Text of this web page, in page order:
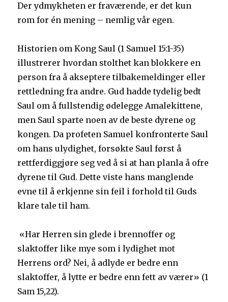
Der ydmykheten er fraværende, er det kun
rom for én mening – nemlig vår egen.
Historien om Kong Saul (1 Samuel 15:1-35)
illustrerer hvordan stolthet kan blokkere en
person fra å akseptere tilbakemeldinger eller
rettledning fra andre. Gud hadde tydelig bedt
Saul om å fullstendig ødelegge Amalekittene,
men Saul sparte noen av de beste dyrene og
kongen. Da profeten Samuel konfronterte Saul
om hans ulydighet, forsøkte Saul først å
rettferdiggjøre seg ved å si at han planla å ofre
dyrene til Gud. Dette viste hans manglende
evne til å erkjenne sin feil i forhold til Guds
klare tale til ham.
«Har Herren sin glede i brennoffer og
slaktoffer like mye som i lydighet mot
Herrens ord? Nei, å adlyde er bedre enn
slaktoffer, å lytte er bedre enn fett av værer» (1
Sam 15,22).